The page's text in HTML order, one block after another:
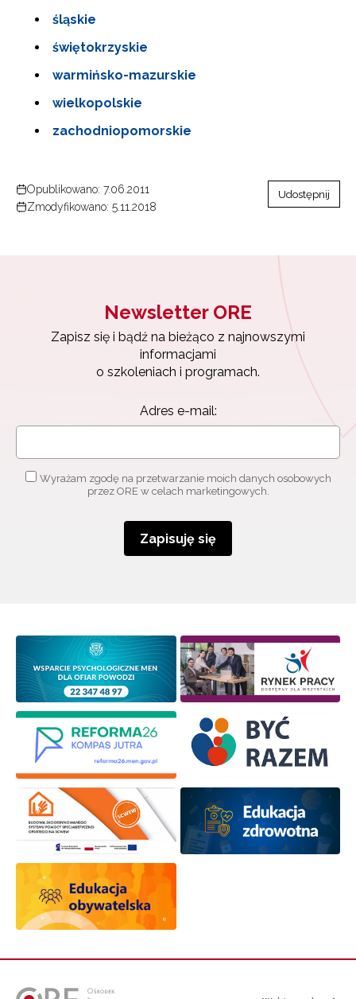
śląskie
świętokrzyskie
warmińsko-mazurskie
wielkopolskie
zachodniopomorskie
Opublikowano: 7.06.2011
Zmodyfikowano: 5.11.2018
Udostępnij
Newsletter ORE
Zapisz się i bądź na bieżąco z najnowszymi
informacjami
o szkoleniach i programach.
Adres e-mail:
Wyrażam zgodę na przetwarzanie moich danych osobowych
przez ORE w celach marketingowych.
Zapisuję się